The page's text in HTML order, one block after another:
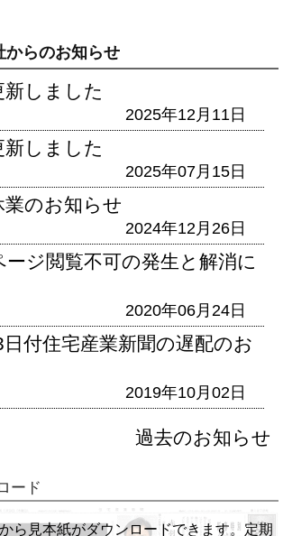
からのお知らせ
しました
2025年12月11日
しました
2025年07月15日
のお知らせ
2024年12月26日
ージ閲覧不可の発生と解消に
2020年06月24日
付住宅産業新聞の遅配のお
2019年10月02日
過去のお知らせ
ード
ら見本紙がダウンロードできます。定期